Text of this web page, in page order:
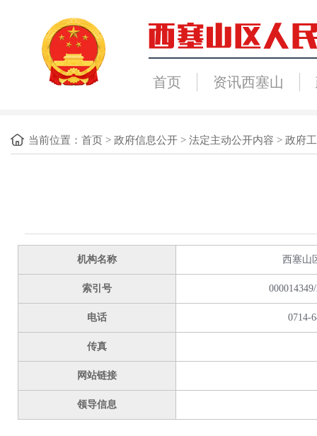
首页 资讯西塞山
当前位置： 首页 > 政府信息公开 > 法定主动公开内容 > 政府
机构名称 西塞山
索引号
电话 ​0714-
传真
网站链接
领导信息